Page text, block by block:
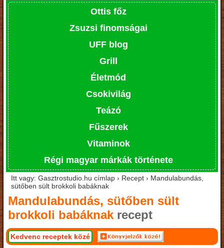
Ottis főz
Zsuzsi finomságai
UFF blog
Grill
Életmód
Csokivilág
Teázó
Fűszerek
Vitaminok
Régi magyar márkák története
Itt vagy: Gasztrostudio.hu címlap › Recept › Mandulabundás,
sütőben sült brokkoli babáknak
Mandulabundás, sütőben sült
brokkoli babáknak recept
Kedvenc receptek közé